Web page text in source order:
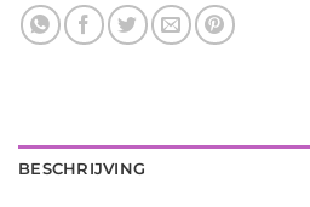
BESCHRIJVING